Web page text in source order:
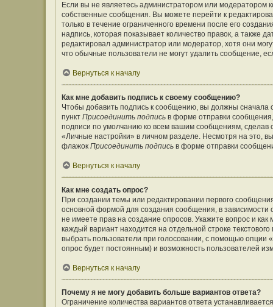
Если вы не являетесь администратором или модератором
собственные сообщения. Вы можете перейти к
только в течение ограниченного времени после его
надпись, которая показывает количество правок, а также
редактировал администратор или модератор, хотя они
что обычные пользователи не могут удалить сообщение,
Вернуться к началу
Как мне добавить подпись к своему сообщению?
Чтобы добавить подпись к сообщению, вы должны сначала
пункт Присоединить подпись в форме отправки
подписи по умолчанию ко всем вашим сообщениям,
«Личные настройки» в личном разделе. Несмотря на это,
флажок Присоединить подпись в форме отправки
Вернуться к началу
Как мне создать опрос?
При создании темы или редактировании первого
основной формой для создания сообщения, в зависимости
не имеете прав на создание опросов. Укажите вопрос и
каждый вариант находится на отдельной строке
выбрать пользователи при голосовании, с помощью опции
опрос будет постоянным) и возможность пользователей
Вернуться к началу
Почему я не могу добавить больше вариантов ответа?
Ограничение количества вариантов ответа